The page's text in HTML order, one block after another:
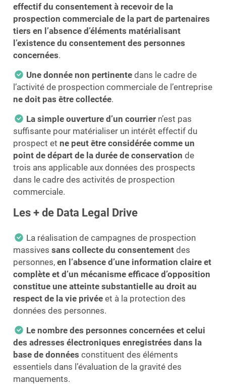
effectif du consentement à recevoir de la
prospection commerciale de la part de partenaires
tiers en l’absence d’éléments matérialisant
l’existence du consentement des personnes
concernées.
Une donnée non pertinente dans le cadre de
l’activité de prospection commerciale de l’entreprise
ne doit pas être collectée.
La simple ouverture d’un courrier n’est pas
suffisante pour matérialiser un intérêt effectif du
prospect et ne peut être considérée comme un
point de départ de la durée de conservation de
trois ans applicable aux données des prospects
dans le cadre des activités de prospection
commerciale.
Les + de Data Legal Drive
La réalisation de campagnes de prospection
massives sans collecte du consentement des
personnes, en l’absence d’une information claire et
complète et d’un mécanisme efficace d’opposition
constitue une atteinte substantielle au droit au
respect de la vie privée et à la protection des
données des personnes.
Le nombre des personnes concernées et celui
des adresses électroniques enregistrées dans la
base de données constituent des éléments
essentiels dans l’évaluation de la gravité des
manquements.